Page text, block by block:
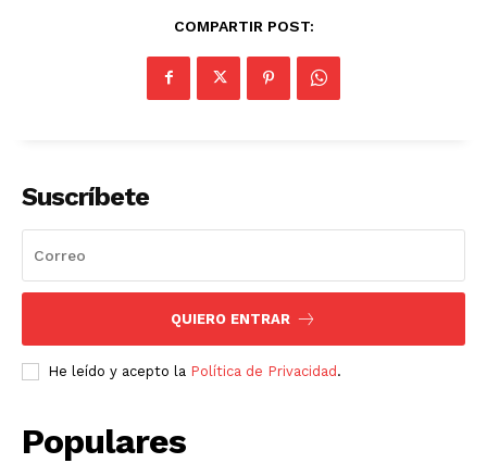
COMPARTIR POST:
Suscríbete
QUIERO ENTRAR
He leído y acepto la Política de Privacidad.
Populares